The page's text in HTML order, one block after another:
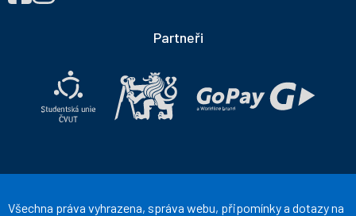
NÁS
Facebooku
Instagramu
Partneři
Všechna práva vyhrazena, správa webu, připomínky a dotazy na